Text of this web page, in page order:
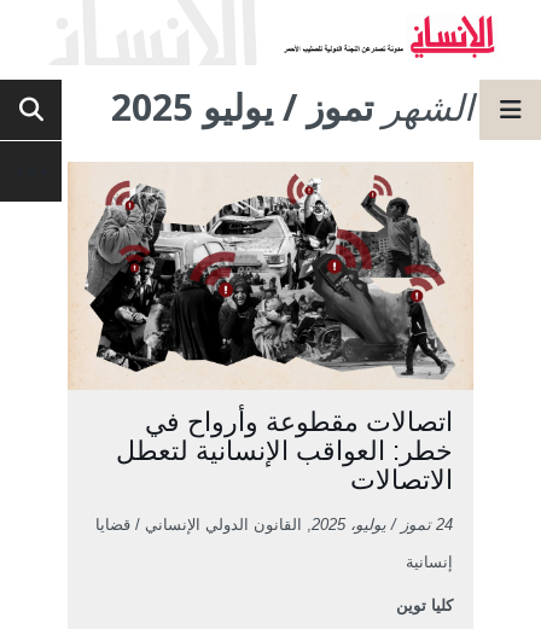
الشهر تموز / يوليو 2025
اتصالات مقطوعة وأرواح في
خطر: العواقب الإنسانية لتعطل
الاتصالات
24 تموز / يوليو، 2025 , القانون الدولي الإنساني / قضايا
إنسانية
كليا توين